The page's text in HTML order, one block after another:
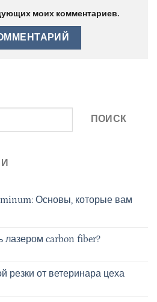
моих комментариев.
ПОИСК
Основы, которые вам
лазером carbon fiber?
резки от ветеринара цеха